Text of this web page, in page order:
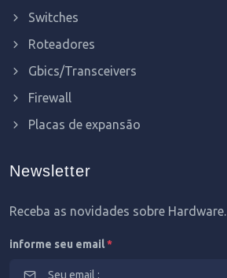
Switches
Roteadores
Gbics/Transceivers
Firewall
Placas de expansão
Newsletter
Receba as novidades sobre Hardware.
informe seu email*